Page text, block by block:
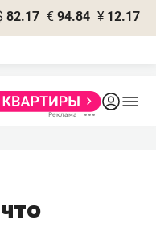
82.17 € 94.84 ¥ 12.17